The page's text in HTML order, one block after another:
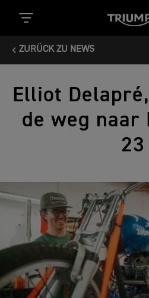
ZURÜCK ZU NEWS
Elliot
de weg naar
23